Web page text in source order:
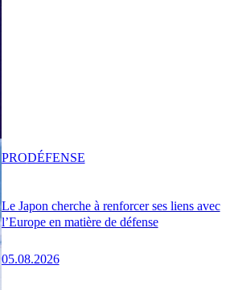
Le Japon cherche à renforcer ses liens avec
l’Europe en matière de défense
05.08.2026
PRODÉFENSE